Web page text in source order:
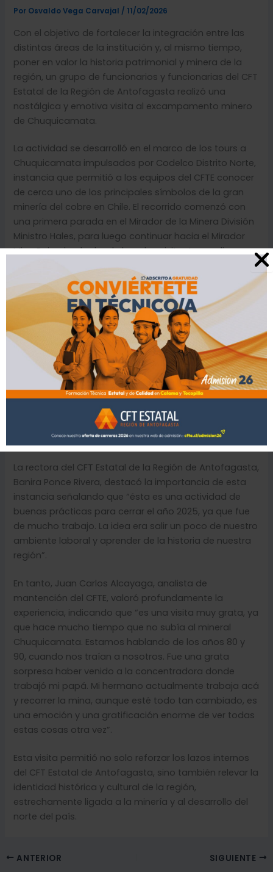
Por Osvaldo Vega Carvajal / 11/02/2026
Con el objetivo de fortalecer la integración entre las
distintas áreas de la institución y, al mismo tiempo,
poner en valor la historia patrimonial y minera de la
región, un grupo de funcionarios y funcionarias del CFT
Estatal de la Región de Antofagasta realizó una
nostálgica y emotiva visita al excampamento minero
de Chuquicamata.
La actividad se desarrolló en el marco de los tours a
Chuquicamata impulsados por Codelco Distrito Norte,
instancia que permitió a los equipos del CFTE conocer
de cerca uno de los principales símbolos de la gran
minería del cobre en Chile. El recorrido comenzó con
una primera parada en el Mirador de la Minera División
Ministro Hales, para luego continuar hacia el Mirador
Mina Rajo, desde donde las y los visitantes pudieron
apreciar una vista privilegiada de la operación minera,
que hoy convive con la mina subterránea.
Posteriormente, la delegación del CFTE arribó al museo
al aire libre, donde se exhiben láminas que relatan la
historia de Chuquicamata, continuando con la visita a
la emblemática Pala Mundial, uno de los grandes
testimonios del desarrollo tecnológico de mediados
del siglo XX. La jornada concluyó con un recorrido por
el casco histórico del excampamento minero, un
momento cargado de recuerdos y emociones,
especialmente para aquellas y aquellos funcionarios
que vivieron parte de su vida en Chuquicamata.
La rectora del CFT Estatal de la Región de Antofagasta,
Banira Ponce Rivera, destacó la importancia de esta
instancia señalando que “ésta es una actividad de
buenas prácticas para cerrar el año 2025, ya que fue
de mucho trabajo. La idea era salir un poco de nuestro
ambiente laboral y aprender de la historia de nuestra
región”.
En tanto, Juan Carlos Alcayaga, analista de
mantención del CFTE, valoró profundamente la
experiencia, indicando que “es una visita muy grata, ya
que hace mucho tiempo que no subía al mineral
Chuquicamata. Estamos hablando de los años 80 y
90, cuando nos traían a nosotros. Fue una grata
sorpresa haber venido a la concentradora donde
trabajó mi papá. Mi hermano actualmente trabaja acá
y recorrer la mina, aunque esté todo tan cambiado, es
una emoción y una gratificación enorme de ver todas
estas cosas otra vez”.
Esta visita permitió no solo reforzar los lazos internos
del CFT Estatal de Antofagasta, sino también relevar la
identidad histórica y cultural de la región,
estrechamente ligada a la minería y al desarrollo del
norte del país.
ANTERIOR SIGUIENTE